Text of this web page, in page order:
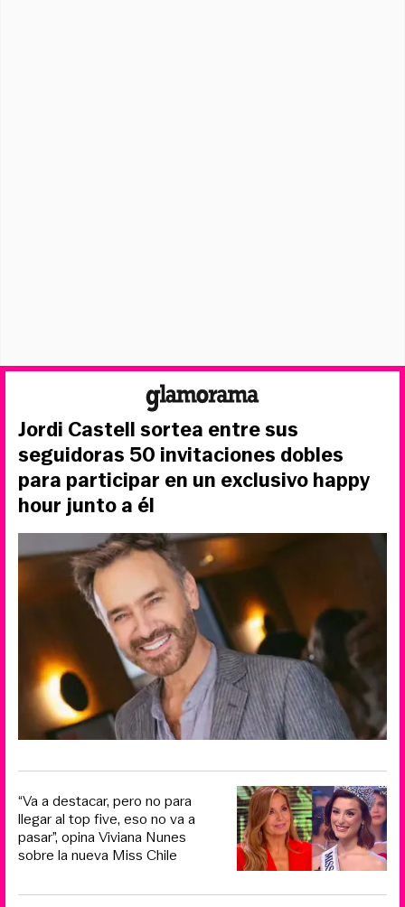
Jordi Castell sortea entre sus
seguidoras 50 invitaciones dobles
para participar en un exclusivo happy
hour junto a él
“Va a destacar, pero no para
llegar al top five, eso no va a
pasar”, opina Viviana Nunes
sobre la nueva Miss Chile